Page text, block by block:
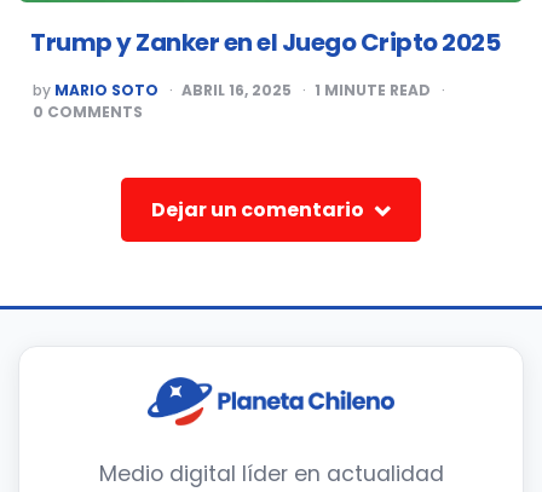
Trump y Zanker en el Juego Cripto 2025
POSTED
BY
by MARIO SOTO ABRIL 16, 2025 1 MINUTE READ
0 COMMENTS
Dejar un comentario
Medio digital líder en actualidad